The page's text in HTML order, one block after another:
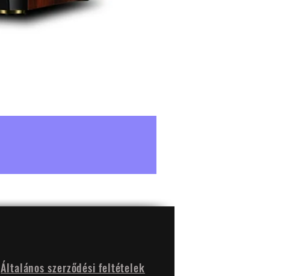
Általános szerződési feltételek